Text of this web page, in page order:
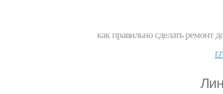
как правильно сделать ремонт